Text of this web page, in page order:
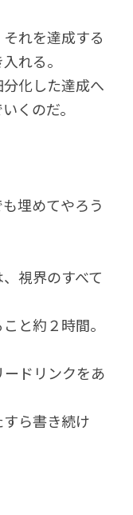
れを達成する
れる。
化した達成へ
くのだ。
埋めてやろう
視界のすべて
と約２時間。
ドリンクをあ
ら書き続け